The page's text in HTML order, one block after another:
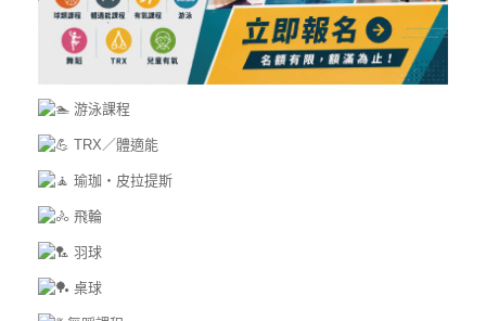
游泳課程
TRX／體適能
瑜珈・皮拉提斯
飛輪
羽球
桌球